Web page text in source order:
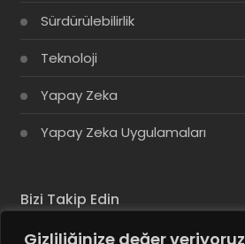
Gizliliğinize değer veriyoruz
Sürdürülebilirlik
Teknoloji
Yapay Zeka
Yapay Zeka Uygulamaları
Bizi Takip Edin